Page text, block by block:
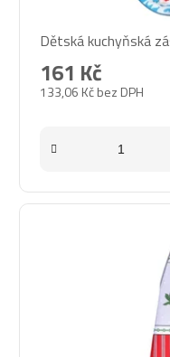
Dětská kuchyňská
133,06 Kč bez DPH
161 Kč